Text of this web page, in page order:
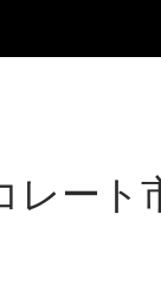
レート